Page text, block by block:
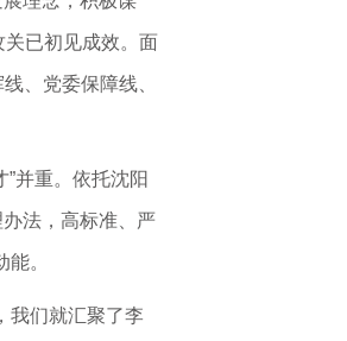
已初见成效。面
、党委保障线、
并重。依托沈阳
法，高标准、严
。
我们就汇聚了李